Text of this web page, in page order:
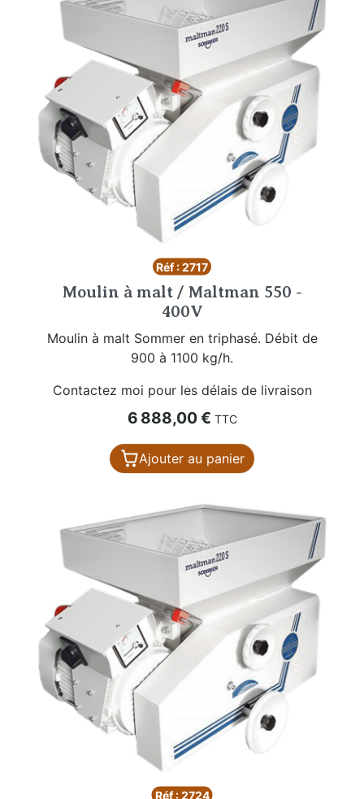
Réf : 2717
Moulin à malt / Maltman 550 -
400V
Moulin à malt Sommer en triphasé. Débit de
900 à 1100 kg/h.
Contactez moi pour les délais de livraison
Prix
6 888,00 € TTC
Ajouter au panier
Réf : 2724